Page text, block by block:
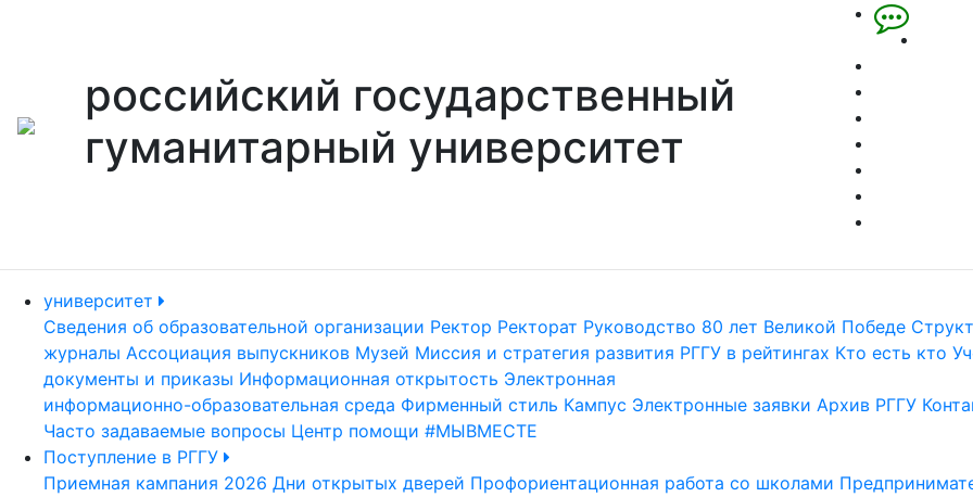
российский государственный
гуманитарный университет
университет
Сведения об образовательной организации Ректор Ректорат Руководство 80 лет Великой Победе
журналы Ассоциация выпускников Музей Миссия и стратегия развития РГГУ в рейтингах Кто есть кто
документы и приказы Информационная открытость Электронная
информационно-образовательная среда Фирменный стиль Кампус Электронные заявки Архив РГГУ
Часто задаваемые вопросы Центр помощи #МЫВМЕСТЕ
Поступление в РГГУ
Приемная кампания 2026 Дни открытых дверей Профориентационная работа со школами